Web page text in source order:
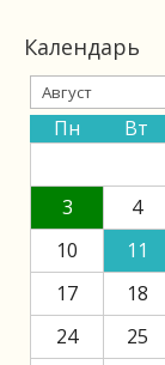
Календарь
Пн Вт
3
4
10
11
17
18
24
25